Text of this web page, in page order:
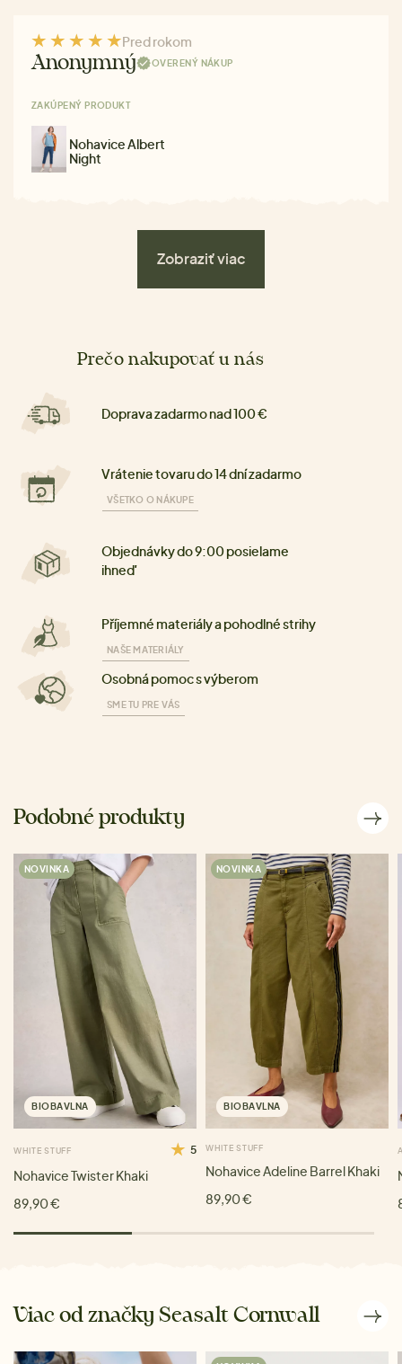
Pred rokom
Anonymný OVERENÝ NÁKUP
ZAKÚPENÝ PRODUKT
Nohavice Albert
Night
Zobraziť viac
Prečo nakupovať u nás
Doprava zadarmo nad 100 €
Vrátenie tovaru do 14 dní zadarmo
VŠETKO O NÁKUPE
Objednávky do 9:00 posielame
ihneď
Příjemné materiály a pohodlné strihy
NAŠE MATERIÁLY
Osobná pomoc s výberom
SME TU PRE VÁS
Podobné produkty
NOVINKA
BIOBAVLNA
WHITE STUFF 5
Nohavice Twister Khaki
89,90 €
NOVINKA
BIOBAVLNA
WHITE STUFF
Nohavice Adeline Barrel Khaki
89,90 €
Viac od značky Seasalt Cornwall